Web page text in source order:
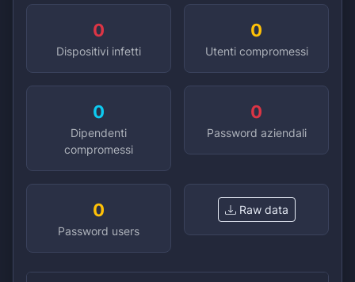
0
Dispositivi infetti
0
Utenti compromessi
0
Dipendenti
compromessi
0
Password aziendali
0
Password users
Raw data